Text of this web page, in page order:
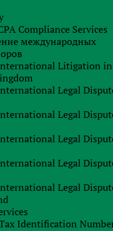
Compliance Services
международных
Litigation in
Legal
Legal
Legal
Legal
Legal
Identification
/ Director /
о
и пр.;